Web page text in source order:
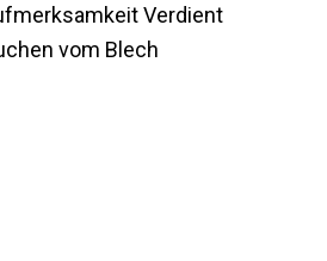
Verdient
vom Blech